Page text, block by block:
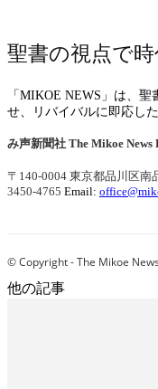
聖書の視点で
「MIKOE NEWS」は、
せ、リバイバルに即応し
み声新聞社 The Mikoe News
〒140-0004 東京都品川区南
3450-4765 Email:
© Copyright - The Mikoe
他の記事